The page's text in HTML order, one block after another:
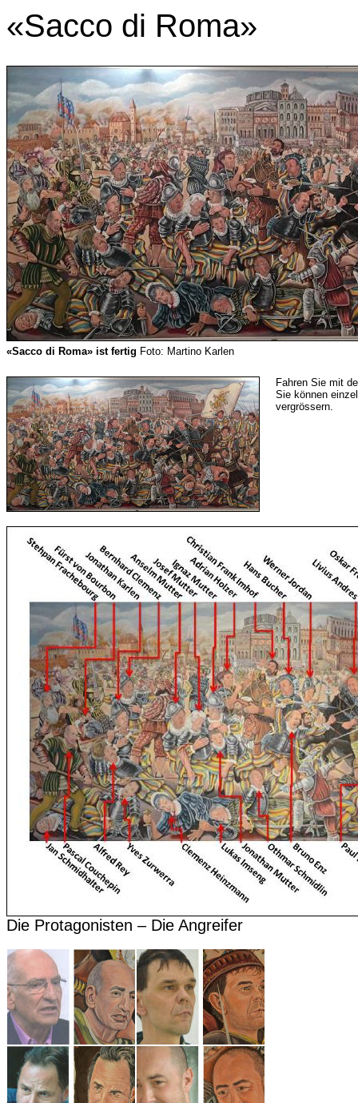
«Sacco di Roma»
«Sacco di Roma» ist fertig Foto: Martino Karlen
Fahren Sie mit
Sie können
vergrössern.
Die Protagonisten – Die Angreifer